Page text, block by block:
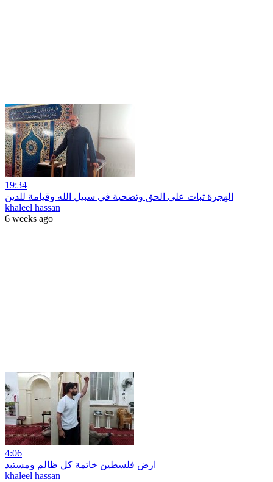
19:34
الهجرة ثبات على الحق وتضحية في سبيل الله وقيامة للدين
khaleel hassan
6 weeks ago
4:06
ارض فلسطين خاتمة كل ظالم ومستبد
khaleel hassan